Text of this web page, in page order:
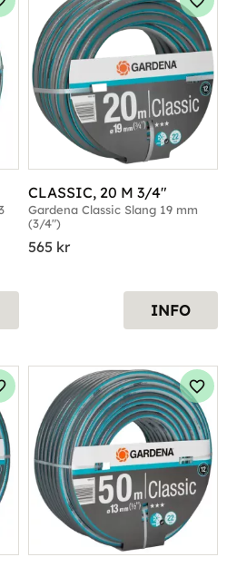
till i favoriter
CLASSIC, 20 M 3/4"
Gardena Classic Slang 19 mm
(3/4")
565 kr
INFO
till i favoriter